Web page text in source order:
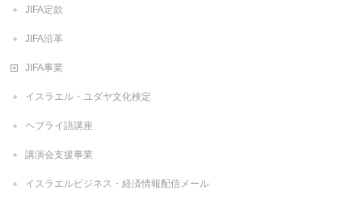
JIFA定款
JIFA沿革
JIFA事業
イスラエル・ユダヤ文化検定
ヘブライ語講座
講演会支援事業
イスラエルビジネス・経済情報配信メール